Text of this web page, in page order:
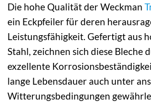
Die hohe Qualität der Weckman
ein Eckpfeiler für deren
Leistungsfähigkeit. Gefertigt aus
Stahl, zeichnen sich diese Bleche
exzellente
lange Lebensdauer auch unter
Witterungsbedingungen